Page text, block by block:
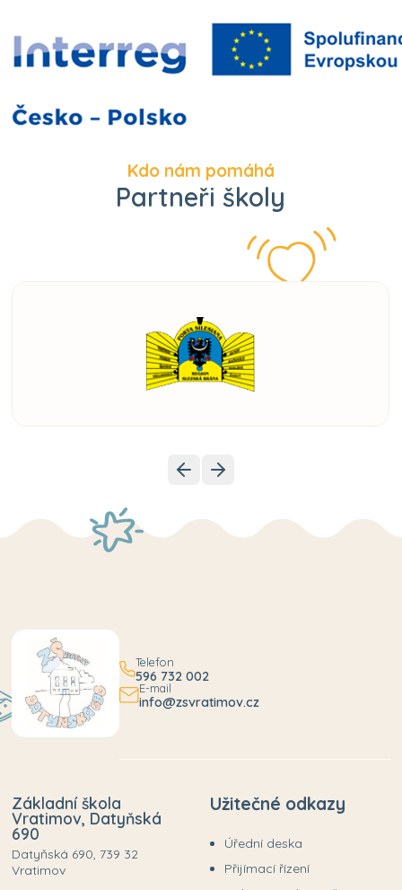
Kdo nám pomáhá
Partneři školy
Telefon
596 732 002
E-mail
info@zsvratimov.cz
Základní škola
Vratimov, Datyňská
690
Datyňská 690, 739 32
Vratimov
Užitečné odkazy
Úřední deska
Přijímací řízení